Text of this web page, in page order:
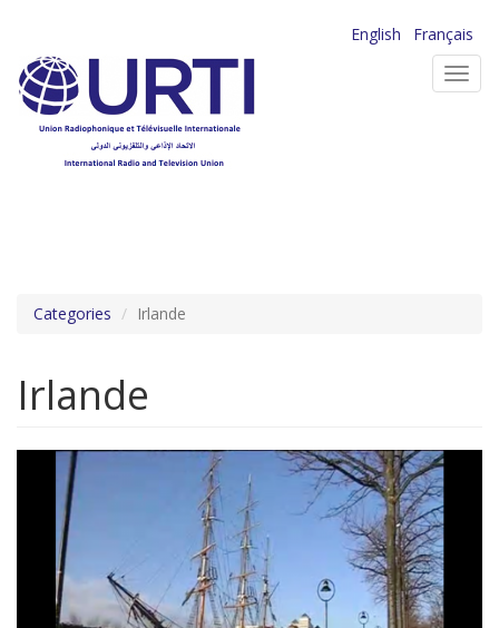
contenu
principal
English
Français
Categories Irlande
Irlande